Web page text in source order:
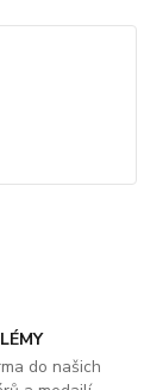
do našich